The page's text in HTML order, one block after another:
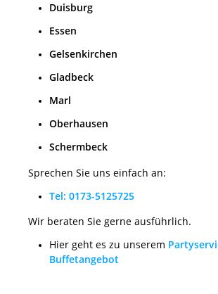
Duisburg
Essen
Gelsenkirchen
Gladbeck
Marl
Oberhausen
Schermbeck
Sprechen Sie uns einfach an:
Tel: 0173-5125725
Wir beraten Sie gerne ausführlich.
Hier geht es zu unserem
Buffetangebot